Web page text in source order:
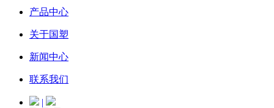
产品中心
关于国塑
新闻中心
联系我们
|